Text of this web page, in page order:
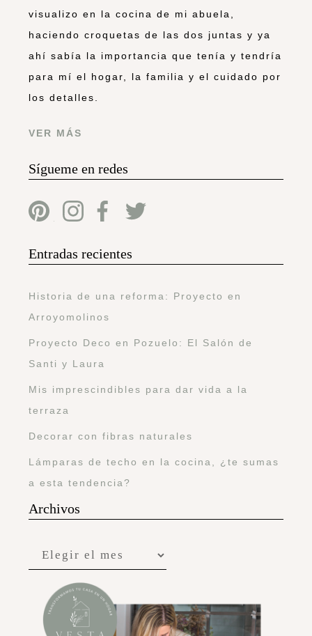
visualizo en la cocina de mi abuela,
haciendo croquetas de las dos juntas y ya
ahí sabía la importancia que tenía y tendría
para mí el hogar, la familia y el cuidado por
los detalles.
VER MÁS
Sígueme en redes
Entradas recientes
Historia de una reforma: Proyecto en
Arroyomolinos
Proyecto Deco en Pozuelo: El Salón de
Santi y Laura
Mis imprescindibles para dar vida a la
terraza
Decorar con fibras naturales
Lámparas de techo en la cocina, ¿te sumas
a esta tendencia?
Archivos